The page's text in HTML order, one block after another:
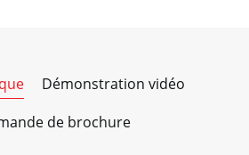
Démonstration vidéo
de brochure